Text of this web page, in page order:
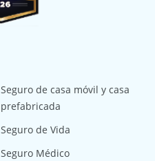
Seguro de casa móvil y casa
prefabricada
Seguro de Vida
Seguro Médico